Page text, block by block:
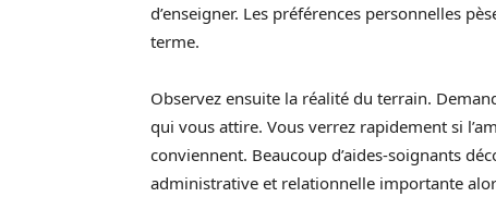
d’enseigner. Les préférences personnelles
terme.
Observez ensuite la réalité du terrain.
qui vous attire. Vous verrez rapidement si
conviennent. Beaucoup d’aides-soignants
administrative et relationnelle importante